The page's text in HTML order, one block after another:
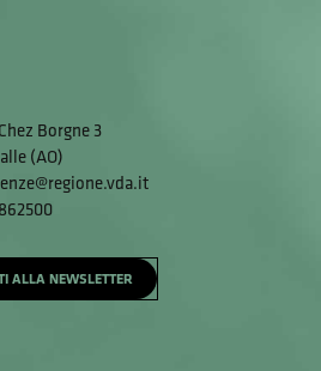
Borgne 3
(AO)
ALLA NEWSLETTER